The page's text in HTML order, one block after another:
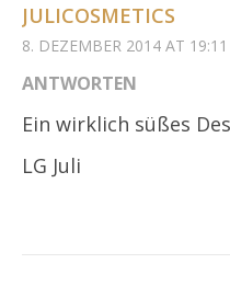
JULICOSMETICS
8. DEZEMBER 2014 AT 19:11
ANTWORTEN
Ein wirklich süßes
LG Juli